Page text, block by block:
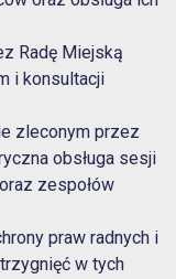
Radę Miejską
i konsultacji
zleconym przez
obsługa sesji
zespołów
praw radnych i
w tych